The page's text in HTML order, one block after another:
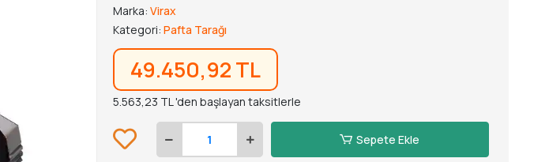
Marka:Virax
Kategori:Pafta Tarağı
49.450,92 TL
5.563,23 TL 'den başlayan taksitlerle
Sepete Ekle